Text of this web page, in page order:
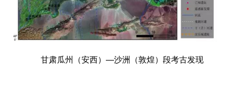
甘肃瓜州（安西）—沙洲（敦煌）段考古发现